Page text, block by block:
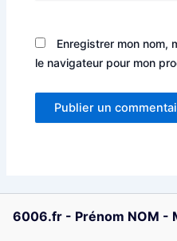
Enregistrer mon nom,
le navigateur pour mon
6006.fr- Prénom NOM -